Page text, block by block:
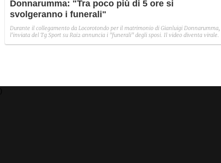
Donnarumma: "Tra poco più di 5 ore si
svolgeranno i funerali"
Durante il collegamento da Locorotondo per il matrimonio di Gianluigi Donnarumma,
l'inviata del Tg Sport su Rai2 annuncia i "funerali" degli sposi. Il video diventa virale.